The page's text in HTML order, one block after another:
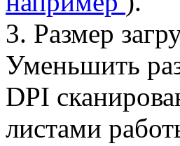
3. Размер
Уменьшить
DPI
листами